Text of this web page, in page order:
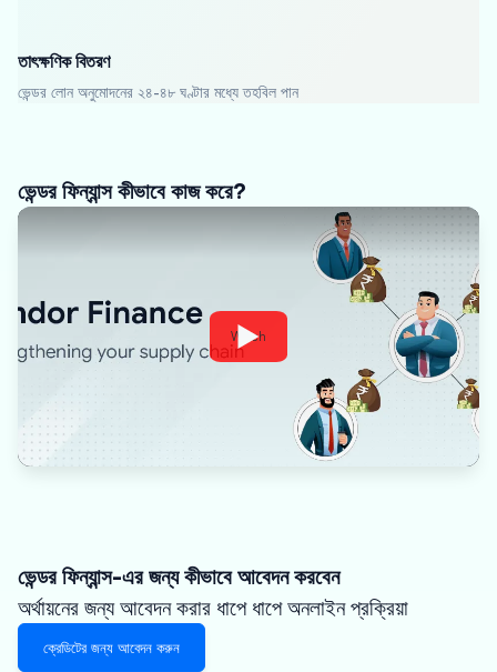
তাৎক্ষণিক বিতরণ
ভেন্ডর লোন অনুমোদনের ২৪-৪৮ ঘণ্টার মধ্যে তহবিল পান
ভেন্ডর ফিন্যান্স কীভাবে কাজ করে?
Watch
ভেন্ডর ফিন্যান্স-এর জন্য কীভাবে আবেদন করবেন
অর্থায়নের জন্য আবেদন করার ধাপে ধাপে অনলাইন প্রক্রিয়া
ক্রেডিটের জন্য আবেদন করুন